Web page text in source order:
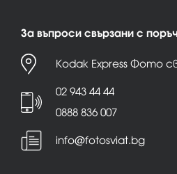
За въпроси свързани с
Kodak Express Фото
02 943 44 44
0888 836 007
info@fotosviat.bg